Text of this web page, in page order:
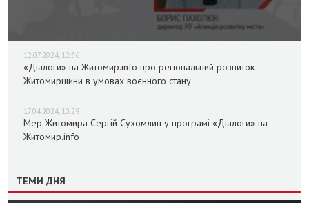
12.07.2024, 12:36
«Діалоги» на Житомир.info про регіональний розвиток
Житомирщини в умовах воєнного стану
17.04.2024, 10:29
Мер Житомира Сергій Сухомлин у програмі «Діалоги» на
Житомир.info
ТЕМИ ДНЯ